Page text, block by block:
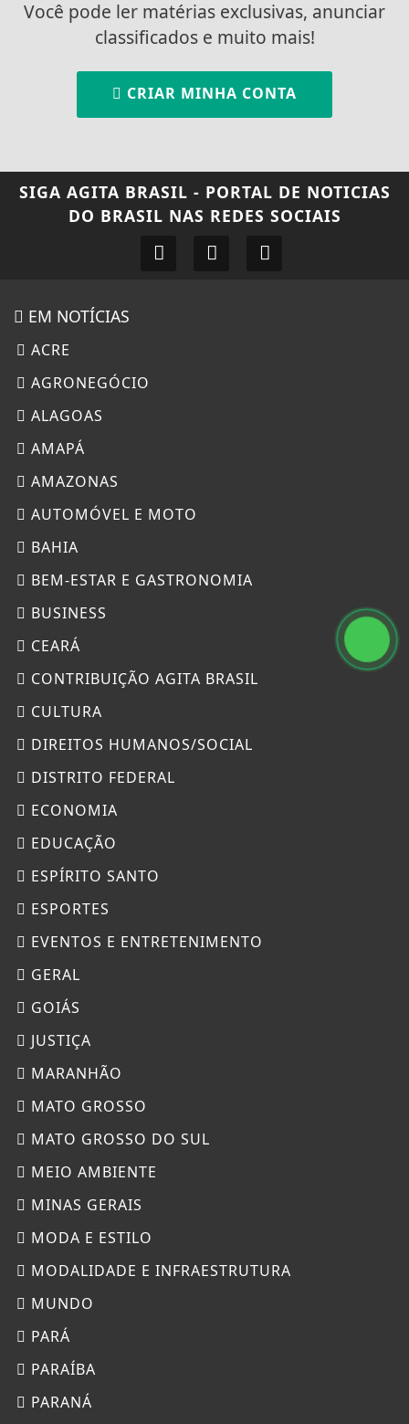
Você pode ler matérias exclusivas, anunciar
classificados e muito mais!
CRIAR MINHA CONTA
SIGA AGITA BRASIL - PORTAL DE NOTICIAS
DO BRASIL NAS REDES SOCIAIS
EM NOTÍCIAS
ACRE
AGRONEGÓCIO
ALAGOAS
AMAPÁ
AMAZONAS
AUTOMÓVEL E MOTO
BAHIA
BEM-ESTAR E GASTRONOMIA
BUSINESS
CEARÁ
CONTRIBUIÇÃO AGITA BRASIL
CULTURA
DIREITOS HUMANOS/SOCIAL
DISTRITO FEDERAL
ECONOMIA
EDUCAÇÃO
ESPÍRITO SANTO
ESPORTES
EVENTOS E ENTRETENIMENTO
GERAL
GOIÁS
JUSTIÇA
MARANHÃO
MATO GROSSO
MATO GROSSO DO SUL
MEIO AMBIENTE
MINAS GERAIS
MODA E ESTILO
MODALIDADE E INFRAESTRUTURA
MUNDO
PARÁ
PARAÍBA
PARANÁ